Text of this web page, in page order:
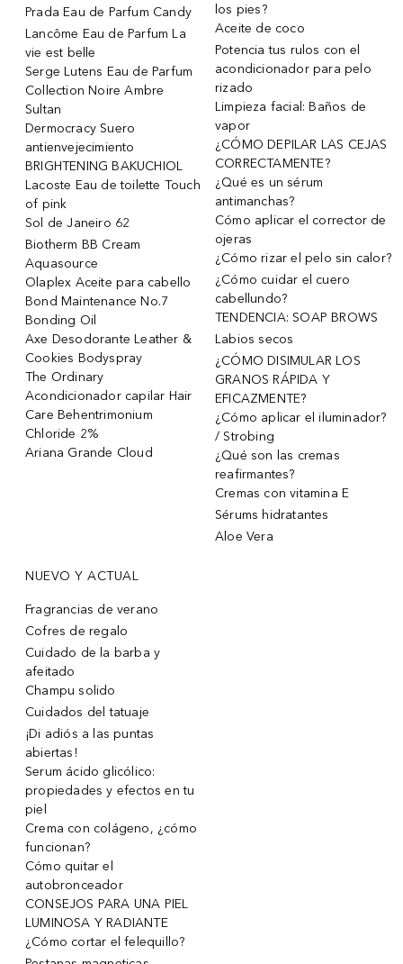
Prada Eau de Parfum Candy
Lancôme Eau de Parfum La
vie est belle
Serge Lutens Eau de Parfum
Collection Noire Ambre
Sultan
Dermocracy Suero
antienvejecimiento
BRIGHTENING BAKUCHIOL
Lacoste Eau de toilette Touch
of pink
Sol de Janeiro 62
Biotherm BB Cream
Aquasource
Olaplex Aceite para cabello
Bond Maintenance No.7
Bonding Oil
Axe Desodorante Leather &
Cookies Bodyspray
The Ordinary
Acondicionador capilar Hair
Care Behentrimonium
Chloride 2%
Ariana Grande Cloud
los pies?
Aceite de coco
Potencia tus rulos con el
acondicionador para pelo
rizado
Limpieza facial: Baños de
vapor
¿CÓMO DEPILAR LAS CEJAS
CORRECTAMENTE?
¿Qué es un sérum
antimanchas?
Cómo aplicar el corrector de
ojeras
¿Cómo rizar el pelo sin calor?
¿Cómo cuidar el cuero
cabellundo?
TENDENCIA: SOAP BROWS
Labios secos
¿CÓMO DISIMULAR LOS
GRANOS RÁPIDA Y
EFICAZMENTE?
¿Cómo aplicar el iluminador?
/ Strobing
¿Qué son las cremas
reafirmantes?
Cremas con vitamina E
Sérums hidratantes
Aloe Vera
NUEVO Y ACTUAL
Fragrancias de verano
Cofres de regalo
Cuidado de la barba y
afeitado
Champu solido
Cuidados del tatuaje
¡Di adiós a las puntas
abiertas!
Serum ácido glicólico:
propiedades y efectos en tu
piel
Crema con colágeno, ¿cómo
funcionan?
Cómo quitar el
autobronceador
CONSEJOS PARA UNA PIEL
LUMINOSA Y RADIANTE
¿Cómo cortar el felequillo?